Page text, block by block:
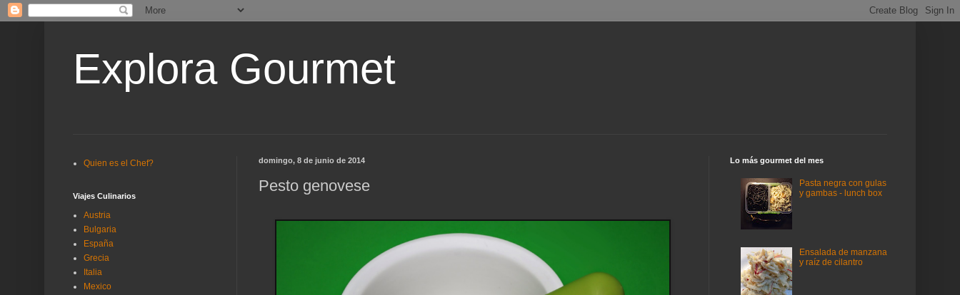
Explora Gourmet
domingo, 8 de junio de 2014
Pesto genovese
Quien es el Chef?
Viajes Culinarios
Austria
Bulgaria
España
Grecia
Italia
Mexico
Lo más gourmet del mes
Pasta negra con gulas
y gambas - lunch box
Ensalada de manzana
y raíz de cilantro